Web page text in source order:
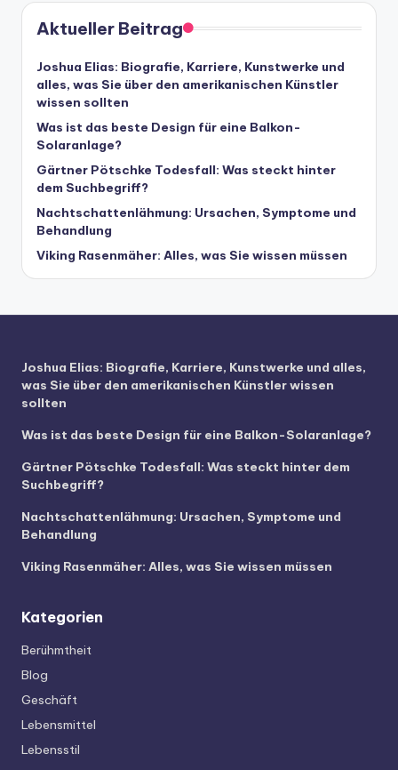
Aktueller Beitrag
Joshua Elias: Biografie, Karriere, Kunstwerke und
alles, was Sie über den amerikanischen Künstler
wissen sollten
Was ist das beste Design für eine Balkon-
Solaranlage?
Gärtner Pötschke Todesfall: Was steckt hinter
dem Suchbegriff?
Nachtschattenlähmung: Ursachen, Symptome und
Behandlung
Viking Rasenmäher: Alles, was Sie wissen müssen
Joshua Elias: Biografie, Karriere, Kunstwerke und alles,
was Sie über den amerikanischen Künstler wissen
sollten
Was ist das beste Design für eine Balkon-Solaranlage?
Gärtner Pötschke Todesfall: Was steckt hinter dem
Suchbegriff?
Nachtschattenlähmung: Ursachen, Symptome und
Behandlung
Viking Rasenmäher: Alles, was Sie wissen müssen
Kategorien
Berühmtheit
Blog
Geschäft
Lebensmittel
Lebensstil